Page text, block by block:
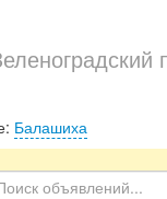
Балашиха